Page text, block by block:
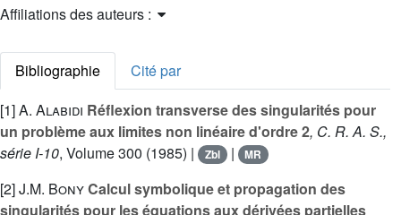
Affiliations des auteurs :
Bibliographie
Cité par
[1]A. Alabidi Réflexion transverse des singularités pour
un problème aux limites non linéaire d'ordre 2, C. R. A. S.,
série I-10, Volume 300 (1985) | Zbl | MR
[2]J.M. BonyCalcul symbolique et propagation des
singularités pour les équations aux dérivées partielles